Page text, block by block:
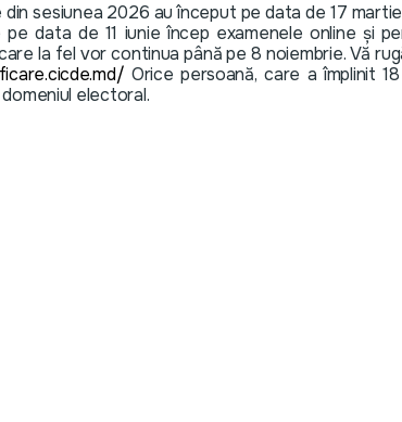
sesiunea 2026 au început pe data de 17
data de 11 iunie încep examenele online și
la fel vor continua până pe 8 noiembrie. Vă
Orice persoană, care a împlinit
electoral.